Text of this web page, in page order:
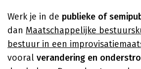
Werk je in de publieke of
dan Maatschappelijke
bestuur in een
vooral verandering en